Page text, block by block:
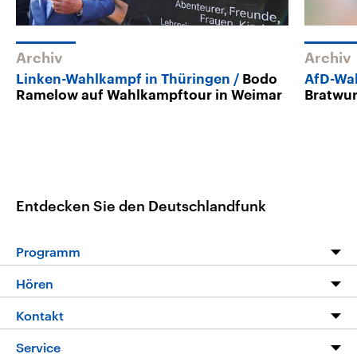
Archiv
Linken-Wahlkampf in Thüringen
Bodo
Ramelow auf Wahlkampftour in Weimar
Archiv
AfD-
Entdecken Sie den Deutschlandfunk
Programm
Programm
Die Nachrichten
Hören
Livestream
Kontakt
Hörerservice
Service